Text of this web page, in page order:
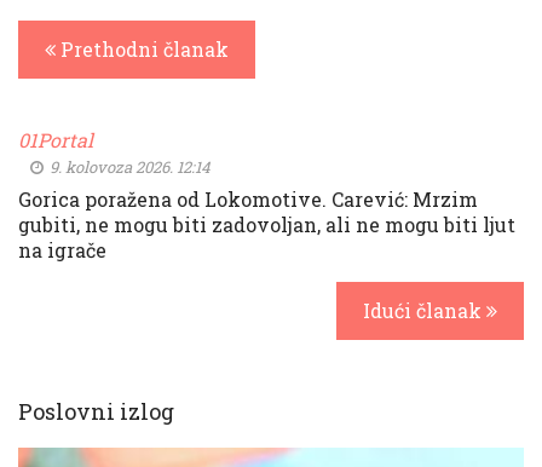
Prethodni članak
01Portal
9. kolovoza 2026. 12:14
Gorica poražena od Lokomotive. Carević: Mrzim
gubiti, ne mogu biti zadovoljan, ali ne mogu biti ljut
na igrače
Idući članak
Poslovni izlog